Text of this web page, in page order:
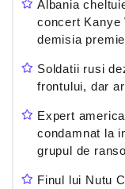
Albania
concert Kanye
demisia
Soldatii rusi
frontului, dar
Expert
condamnat la
grupul de
Finul lui Nutu